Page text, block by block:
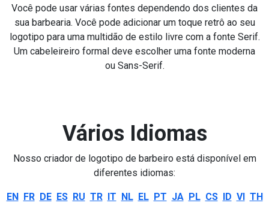
Você pode usar várias fontes dependendo dos clientes da
sua barbearia. Você pode adicionar um toque retrô ao seu
logotipo para uma multidão de estilo livre com a fonte Serif.
Um cabeleireiro formal deve escolher uma fonte moderna
ou Sans-Serif.
Vários Idiomas
Nosso criador de logotipo de barbeiro está disponível em
diferentes idiomas:
EN FR DE ES RU TR IT NL EL PT JA PL CS ID VI TH